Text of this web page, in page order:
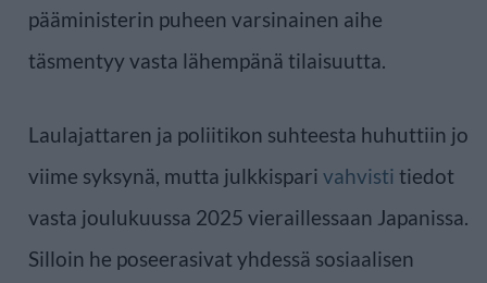
pääministerin puheen varsinainen aihe
täsmentyy vasta lähempänä tilaisuutta.
Laulajattaren ja poliitikon suhteesta huhuttiin jo
viime syksynä, mutta julkkispari vahvisti tiedot
vasta joulukuussa 2025 vieraillessaan Japanissa.
Silloin he poseerasivat yhdessä sosiaalisen